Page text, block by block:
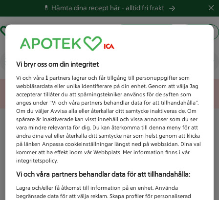
💊 Hämta dina recept här -alltid fri frakt
Vad letar du efter idag?
Unknown error
Vi bryr oss om din integritet
Vi och våra1 partners lagrar och får tillgång till personuppgifter som
webbläsardata eller unika identifierare på din enhet. Genom att välja Jag
accepterar tillåter du att spårningstekniker används för de syften som
anges under ”Vi och våra partners behandlar data för att tillhandahålla”.
Om du väljer Avvisa alla eller återkallar ditt samtycke inaktiveras de. Om
spårare är inaktiverade kan visst innehåll och vissa annonser som du ser
vara mindre relevanta för dig. Du kan återkomma till denna meny för att
ändra dina val eller återkalla ditt samtycke när som helst genom att klicka
på länken Anpassa cookieinställningar längst ned på webbsidan. Dina val
kommer att ha effekt inom vår Webbplats. Mer information finns i vår
integritetspolicy.
Vi och våra partners behandlar data för att tillhandahålla:
Lagra och/eller få åtkomst till information på en enhet. Använda
begränsade data för att välja reklam. Skapa profiler för personaliserad